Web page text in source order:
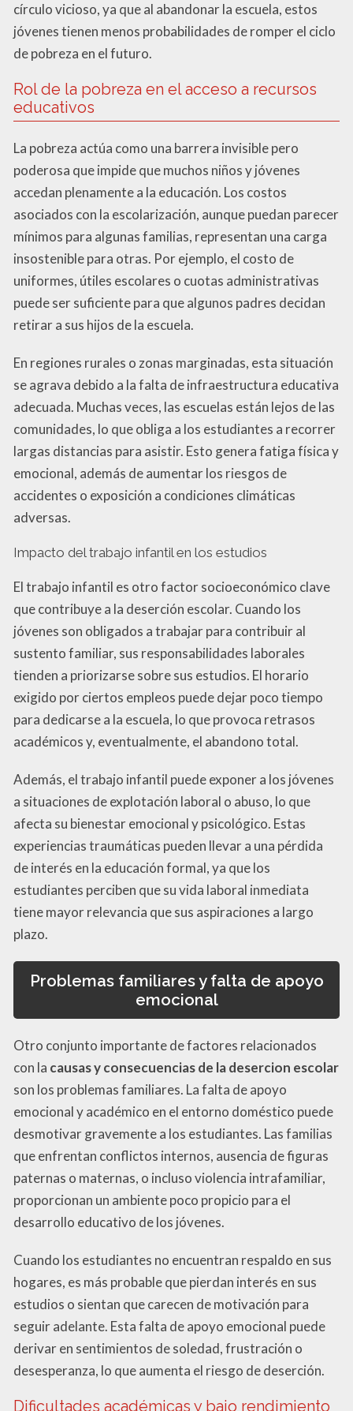
círculo vicioso, ya que al abandonar la escuela, estos
jóvenes tienen menos probabilidades de romper el ciclo
de pobreza en el futuro.
Rol de la pobreza en el acceso a recursos
educativos
La pobreza actúa como una barrera invisible pero
poderosa que impide que muchos niños y jóvenes
accedan plenamente a la educación. Los costos
asociados con la escolarización, aunque puedan parecer
mínimos para algunas familias, representan una carga
insostenible para otras. Por ejemplo, el costo de
uniformes, útiles escolares o cuotas administrativas
puede ser suficiente para que algunos padres decidan
retirar a sus hijos de la escuela.
En regiones rurales o zonas marginadas, esta situación
se agrava debido a la falta de infraestructura educativa
adecuada. Muchas veces, las escuelas están lejos de las
comunidades, lo que obliga a los estudiantes a recorrer
largas distancias para asistir. Esto genera fatiga física y
emocional, además de aumentar los riesgos de
accidentes o exposición a condiciones climáticas
adversas.
Impacto del trabajo infantil en los estudios
El trabajo infantil es otro factor socioeconómico clave
que contribuye a la deserción escolar. Cuando los
jóvenes son obligados a trabajar para contribuir al
sustento familiar, sus responsabilidades laborales
tienden a priorizarse sobre sus estudios. El horario
exigido por ciertos empleos puede dejar poco tiempo
para dedicarse a la escuela, lo que provoca retrasos
académicos y, eventualmente, el abandono total.
Además, el trabajo infantil puede exponer a los jóvenes
a situaciones de explotación laboral o abuso, lo que
afecta su bienestar emocional y psicológico. Estas
experiencias traumáticas pueden llevar a una pérdida
de interés en la educación formal, ya que los
estudiantes perciben que su vida laboral inmediata
tiene mayor relevancia que sus aspiraciones a largo
plazo.
Problemas familiares y falta de apoyo
emocional
Otro conjunto importante de factores relacionados
con la causas y consecuencias de la desercion escolar
son los problemas familiares. La falta de apoyo
emocional y académico en el entorno doméstico puede
desmotivar gravemente a los estudiantes. Las familias
que enfrentan conflictos internos, ausencia de figuras
paternas o maternas, o incluso violencia intrafamiliar,
proporcionan un ambiente poco propicio para el
desarrollo educativo de los jóvenes.
Cuando los estudiantes no encuentran respaldo en sus
hogares, es más probable que pierdan interés en sus
estudios o sientan que carecen de motivación para
seguir adelante. Esta falta de apoyo emocional puede
derivar en sentimientos de soledad, frustración o
desesperanza, lo que aumenta el riesgo de deserción.
Dificultades académicas y bajo rendimiento